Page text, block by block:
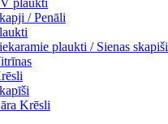
plaukti
/ Penāli
plaukti / Sienas skapiši
Krēsli